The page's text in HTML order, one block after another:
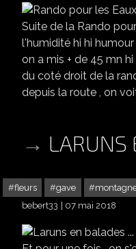
Suite de la Rando
l'humidité hi hi
on a mis + de 45 mn
du coté droit de la
depuis la route , on
LARUNS
fleurs gave
bebert33
07 mai 2018